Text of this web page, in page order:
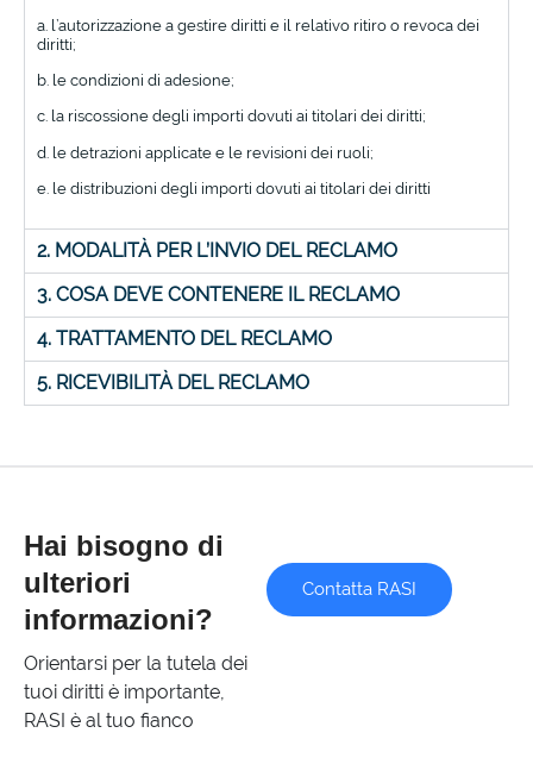
a. l’autorizzazione a gestire diritti e il relativo ritiro o revoca dei
diritti;
b. le condizioni di adesione;
c. la riscossione degli importi dovuti ai titolari dei diritti;
d. le detrazioni applicate e le revisioni dei ruoli;
e. le distribuzioni degli importi dovuti ai titolari dei diritti
2. MODALITÀ PER L’INVIO DEL RECLAMO
3. COSA DEVE CONTENERE IL RECLAMO
4. TRATTAMENTO DEL RECLAMO
5. RICEVIBILITÀ DEL RECLAMO
Hai bisogno di
ulteriori
informazioni?
Orientarsi per la tutela dei
tuoi diritti è importante,
RASI è al tuo fianco
Contatta RASI